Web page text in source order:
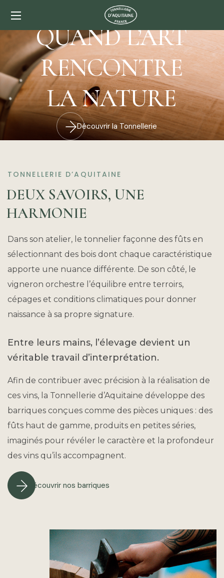
TONNELLERIE D’AQUITAINE
QUAND L’ART
RENCONTRE
LA NATURE
Découvrir la Tonnellerie
TONNELLERIE D’AQUITAINE
DEUX SAVOIRS, UNE
HARMONIE
Dans son atelier, le tonnelier façonne des fûts en
sélectionnant des bois dont chaque caractéristique
apporte une nuance différente. De son côté, le
vigneron orchestre l’équilibre entre terroirs,
cépages et conditions climatiques pour donner
naissance à sa propre signature.
Entre leurs mains, l’élevage devient un
véritable travail d’interprétation.
Afin de contribuer avec précision à la réalisation de
ces vins, la Tonnellerie d’Aquitaine développe des
barriques conçues comme des pièces uniques : des
fûts haut de gamme, produits en petites séries,
imaginés pour révéler le caractère et la profondeur
des vins qu’ils accompagnent.
Découvrir nos barriques